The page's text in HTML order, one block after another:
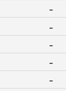
-
-
-
-
-